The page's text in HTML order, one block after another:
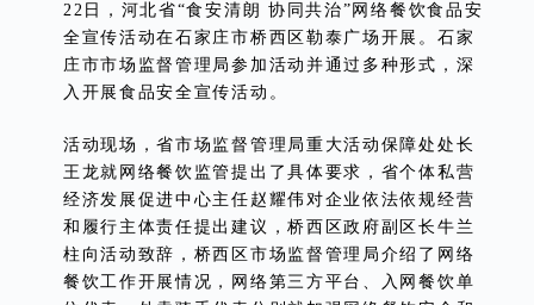
22日，河北省“食安清朗 协同共治”网络餐饮食品安
全宣传活动在石家庄市桥西区勒泰广场开展。石家
庄市市场监督管理局参加活动并通过多种形式，深
入开展食品安全宣传活动。
活动现场，省市场监督管理局重大活动保障处处长
王龙就网络餐饮监管提出了具体要求，省个体私营
经济发展促进中心主任赵耀伟对企业依法依规经营
和履行主体责任提出建议，桥西区政府副区长牛兰
柱向活动致辞，桥西区市场监督管理局介绍了网络
餐饮工作开展情况，网络第三方平台、入网餐饮单